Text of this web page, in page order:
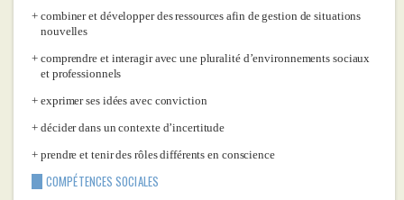
combiner et développer des ressources afin de gestion de situations
nouvelles
comprendre et interagir avec une pluralité d’environnements sociaux
et professionnels
exprimer ses idées avec conviction
décider dans un contexte d’incertitude
prendre et tenir des rôles différents en conscience
COMPÉTENCES SOCIALES